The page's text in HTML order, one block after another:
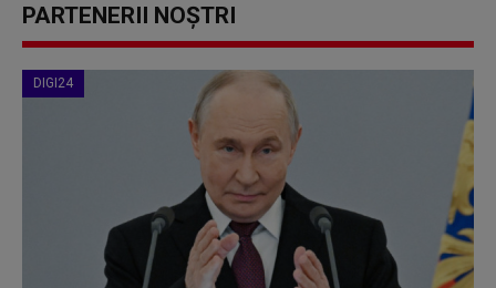
PARTENERII NOȘTRI
DIGI24